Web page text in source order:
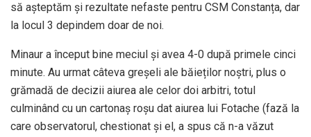
să așteptăm și rezultate nefaste pentru CSM Constanța, dar
la locul 3 depindem doar de noi.
Minaur a început bine meciul și avea 4-0 după primele cinci
minute. Au urmat câteva greșeli ale băieților noștri, plus o
grămadă de decizii aiurea ale celor doi arbitri, totul
culminând cu un cartonaș roșu dat aiurea lui Fotache (fază la
care observatorul, chestionat și el, a spus că n-a văzut